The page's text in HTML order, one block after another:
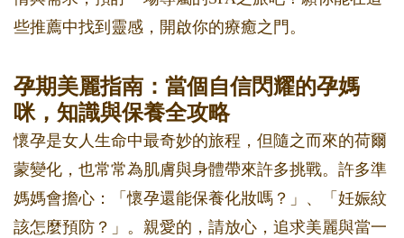
些推薦中找到靈感，開啟你的療癒之門。
孕期美麗指南：當個自信閃耀的孕媽
咪，知識與保養全攻略
懷孕是女人生命中最奇妙的旅程，但隨之而來的荷爾
蒙變化，也常常為肌膚與身體帶來許多挑戰。許多準
媽媽會擔心：「懷孕還能保養化妝嗎？」、「妊娠紋
該怎麼預防？」。親愛的，請放心，追求美麗與當一